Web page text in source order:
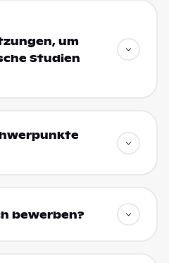
um
Studien
bewerben?